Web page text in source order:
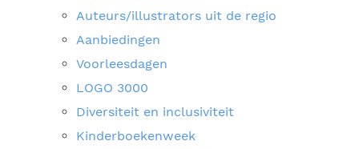
Auteurs/illustrators uit de regio
Aanbiedingen
Voorleesdagen
LOGO 3000
Diversiteit en inclusiviteit
Kinderboekenweek